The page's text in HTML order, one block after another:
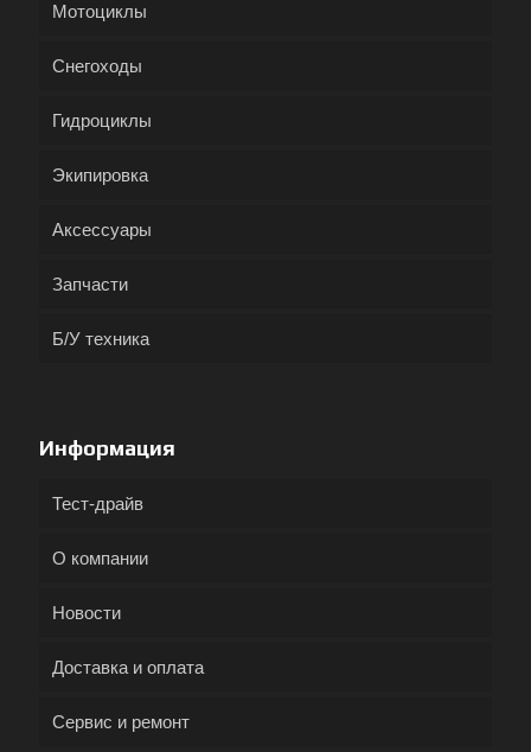
Мотоциклы
Снегоходы
Гидроциклы
Экипировка
Аксессуары
Запчасти
Б/У техника
Информация
Тест-драйв
О компании
Новости
Доставка и оплата
Сервис и ремонт